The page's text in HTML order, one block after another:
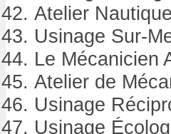
Atelier Nautique
Usinage Sur-
Le Mécanicien
Atelier de
Usinage
Usinage